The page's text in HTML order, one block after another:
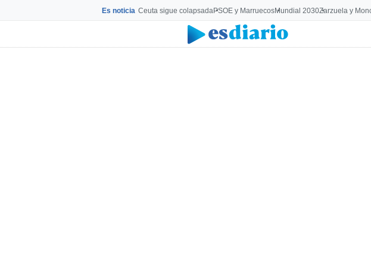
Es noticia Ceuta sigue colapsadaPSOE y MarruecosMundial 2030Zarzuela y